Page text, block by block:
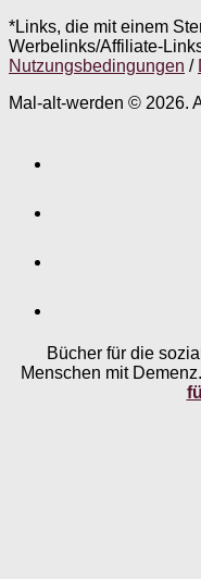
*Links, die mit einem
Werbelinks/Affiliate-
Nutzungsbedingungen /
Mal-alt-werden © 2026.
Bücher für die
Menschen mit Demenz.